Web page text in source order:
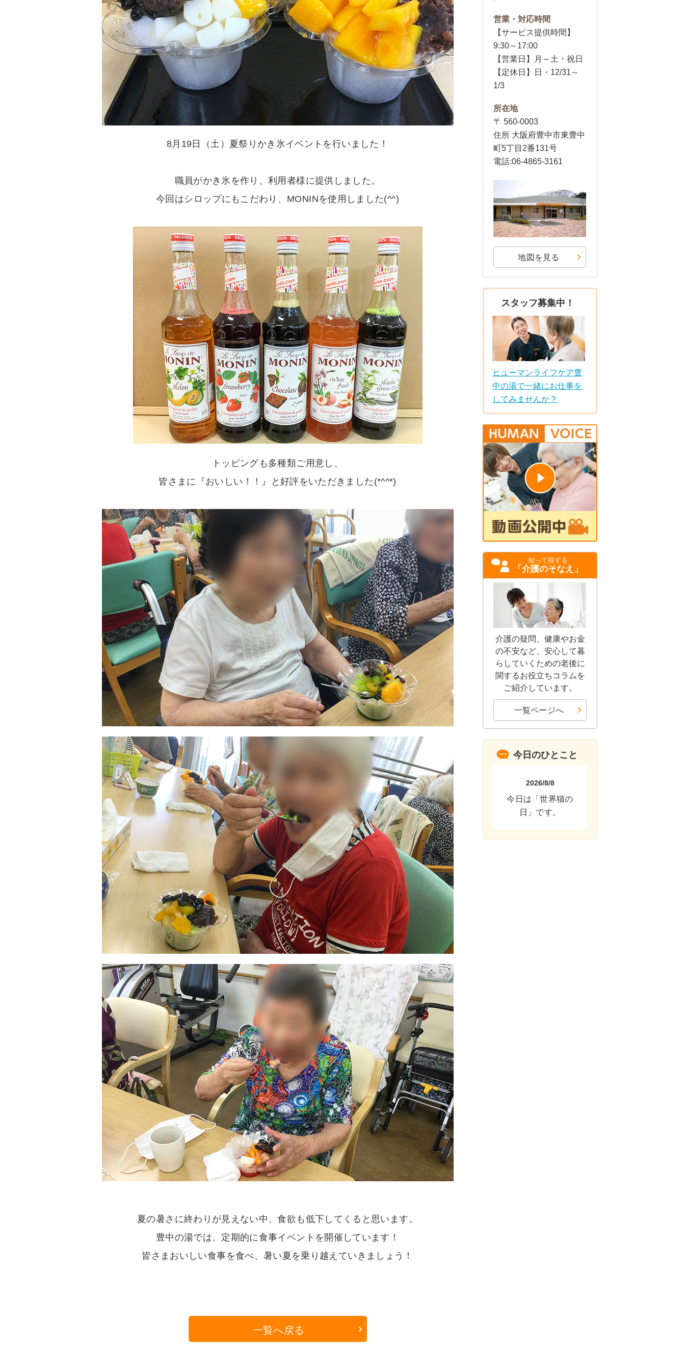
8月19日（土）夏祭りかき氷イベントを行いました！
職員がかき氷を作り、利用者様に提供しました。
今回はシロップにもこだわり、MONINを使用しました(^^)
トッピングも多種類ご用意し、
皆さまに『おいしい！！』と好評をいただきました(*^^*)
夏の暑さに終わりが見えない中、食欲も低下してくると思います。
豊中の湯では、定期的に食事イベントを開催しています！
皆さまおいしい食事を食べ、暑い夏を乗り越えていきましょう！
一覧へ戻る
営業・対応時間
【サービス提供時間】
9:30～17:00
【営業日】月～土・祝日
【定休日】日・12/31～
1/3
所在地
〒 560-0003
住所 大阪府豊中市東豊中
町5丁目2番131号
電話:06-4865-3161
地図を見る
スタッフ募集中！
ヒューマンライフケア豊
中の湯で一緒にお仕事を
してみませんか？
知って得する
「介護のそなえ」
介護の疑問、健康やお金
の不安など、安心して暮
らしていくための老後に
関するお役立ちコラムを
ご紹介しています。
一覧ページへ
今日のひとこと
2026/8/8
今日は「世界猫の
日」です。